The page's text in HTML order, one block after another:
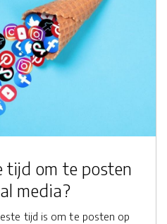
tijd om te posten
media?
tijd is om te posten op